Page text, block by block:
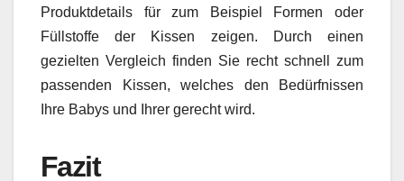
Produktdetails für zum Beispiel Formen oder
Füllstoffe der Kissen zeigen. Durch einen
gezielten Vergleich finden Sie recht schnell zum
passenden Kissen, welches den Bedürfnissen
Ihre Babys und Ihrer gerecht wird.
Fazit